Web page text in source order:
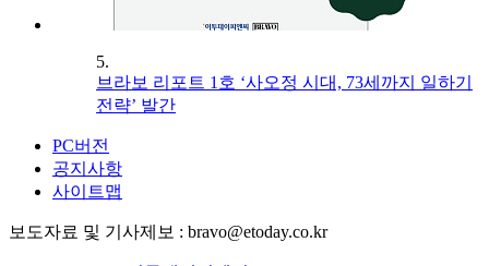
5.
브라보 리포트 1호 ‘사오정 시대, 73세까지 일하기
전략’ 발간
PC버전
공지사항
사이트맵
보도자료 및 기사제보 : bravo@etoday.co.kr